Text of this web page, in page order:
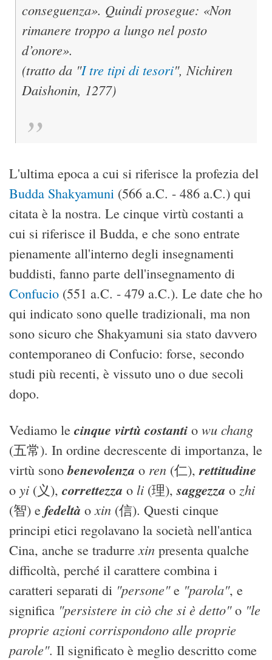
conseguenza». Quindi prosegue: «Non
rimanere troppo a lungo nel posto
d’onore».
(tratto da "I tre tipi di tesori", Nichiren
Daishonin, 1277)
L'ultima epoca a cui si riferisce la profezia del
Budda Shakyamuni (566 a.C. - 486 a.C.) qui
citata è la nostra. Le cinque virtù costanti a
cui si riferisce il Budda, e che sono entrate
pienamente all'interno degli insegnamenti
buddisti, fanno parte dell'insegnamento di
Confucio (551 a.C. - 479 a.C.). Le date che ho
qui indicato sono quelle tradizionali, ma non
sono sicuro che Shakyamuni sia stato davvero
contemporaneo di Confucio: forse, secondo
studi più recenti, è vissuto uno o due secoli
dopo.
Vediamo le cinque virtù costanti o wu chang
(五常). In ordine decrescente di importanza, le
virtù sonobenevolenza o ren (仁),rettitudine
o yi (义), correttezza o li (理),saggezza o zhi
(智) e fedeltà oxin (信). Questi cinque
principi etici regolavano la società nell'antica
Cina, anche se tradurrexin presenta qualche
difficoltà, perché il carattere combina i
caratteri separati di "persone"e "parola", e
significa "persistere in ciò che si è detto"o "le
proprie azioni corrispondono alle proprie
parole". Il significato è meglio descritto come